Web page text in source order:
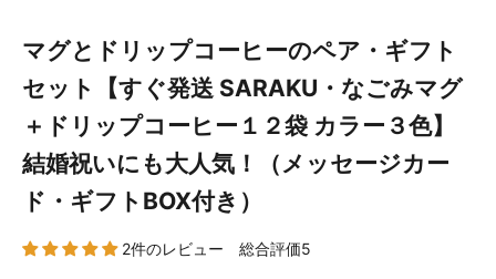
マグとドリップコーヒーのペア・ギフト
セット【すぐ発送 SARAKU・なごみマグ
＋ドリップコーヒー１２袋 カラー３色】
結婚祝いにも大人気！（メッセージカー
ド・ギフトBOX付き）
2件のレビュー 総合評価5